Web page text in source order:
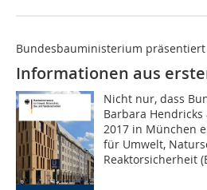
Bundesbauministerium präsentiert
Informationen aus
Nicht nur, dass
Barbara Hendricks
2017 in München
für Umwelt,
Reaktorsicherheit